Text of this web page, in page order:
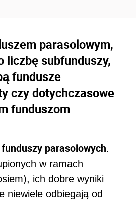
parasolowym,
liczbę subfunduszy,
fundusze
czy dotychczasowe
funduszom
funduszy parasolowych.
w ramach
ich dobre wyniki
niewiele odbiegają od